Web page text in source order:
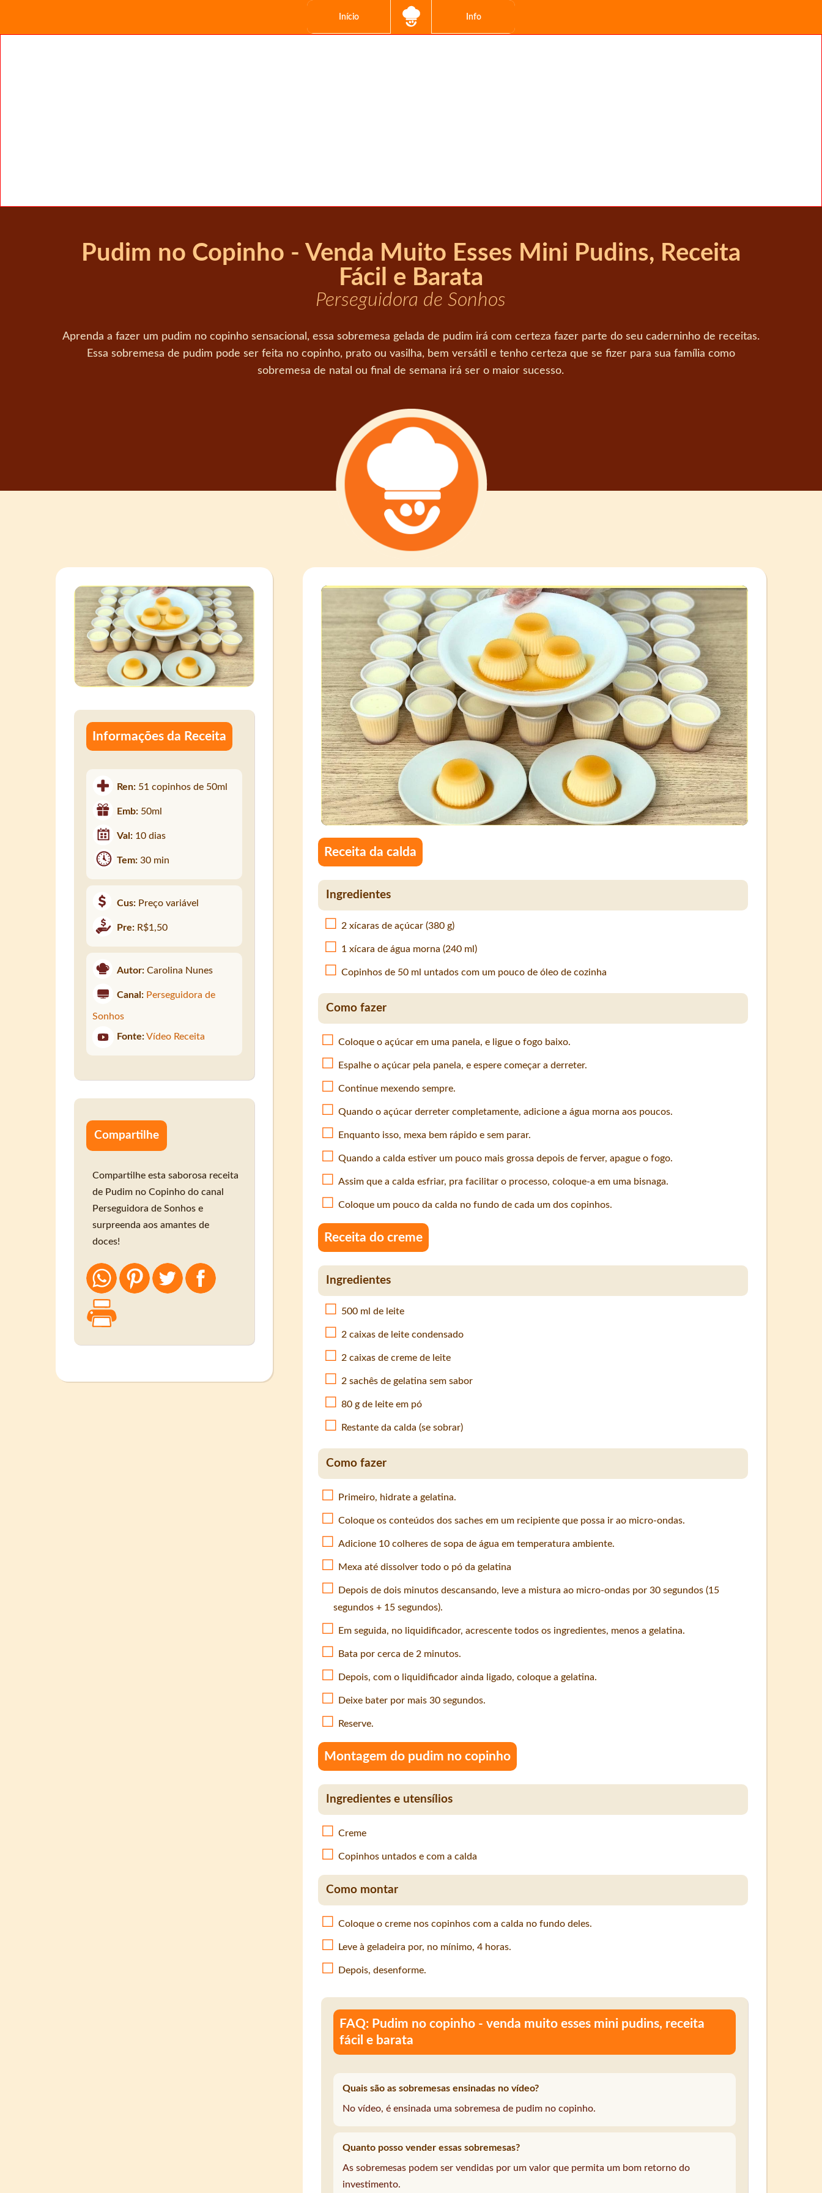
Início Info
Pudim no Copinho - Venda Muito Esses Mini Pudins, Receita
Fácil e Barata
Perseguidora de Sonhos
Aprenda a fazer um pudim no copinho sensacional, essa sobremesa gelada de pudim irá com certeza fazer parte do seu caderninho de receitas.
Essa sobremesa de pudim pode ser feita no copinho, prato ou vasilha, bem versátil e tenho certeza que se fizer para sua família como
sobremesa de natal ou final de semana irá ser o maior sucesso.
Receita da calda
Ingredientes
2 xícaras de açúcar (380 g)
1 xícara de água morna (240 ml)
Copinhos de 50 ml untados com um pouco de óleo de cozinha
Como fazer
Coloque o açúcar em uma panela, e ligue o fogo baixo.
Espalhe o açúcar pela panela, e espere começar a derreter.
Continue mexendo sempre.
Quando o açúcar derreter completamente, adicione a água morna aos poucos.
Enquanto isso, mexa bem rápido e sem parar.
Quando a calda estiver um pouco mais grossa depois de ferver, apague o fogo.
Assim que a calda esfriar, pra facilitar o processo, coloque-a em uma bisnaga.
Coloque um pouco da calda no fundo de cada um dos copinhos.
Receita do creme
Ingredientes
500 ml de leite
2 caixas de leite condensado
2 caixas de creme de leite
2 sachês de gelatina sem sabor
80 g de leite em pó
Restante da calda (se sobrar)
Como fazer
Primeiro, hidrate a gelatina.
Coloque os conteúdos dos saches em um recipiente que possa ir ao micro-ondas.
Adicione 10 colheres de sopa de água em temperatura ambiente.
Mexa até dissolver todo o pó da gelatina
Depois de dois minutos descansando, leve a mistura ao micro-ondas por 30 segundos (15
segundos + 15 segundos).
Em seguida, no liquidificador, acrescente todos os ingredientes, menos a gelatina.
Bata por cerca de 2 minutos.
Depois, com o liquidificador ainda ligado, coloque a gelatina.
Deixe bater por mais 30 segundos.
Reserve.
Montagem do pudim no copinho
Ingredientes e utensílios
Creme
Copinhos untados e com a calda
Como montar
Coloque o creme nos copinhos com a calda no fundo deles.
Leve à geladeira por, no mínimo, 4 horas.
Depois, desenforme.
FAQ: Pudim no copinho - venda muito esses mini pudins, receita
fácil e barata
Quais são as sobremesas ensinadas no vídeo?
No vídeo, é ensinada uma sobremesa de pudim no copinho.
Quanto posso vender essas sobremesas?
As sobremesas podem ser vendidas por um valor que permita um bom retorno do
investimento.
Informações da Receita
Ren: 51 copinhos de 50ml
Emb: 50ml
Val: 10 dias
Tem:30 min
Cus: Preço variável
Pre: R$1,50
Autor: Carolina Nunes
Canal: Perseguidora de
Sonhos
Fonte: Vídeo Receita
Compartilhe
Compartilhe esta saborosa receita
de Pudim no Copinho do canal
Perseguidora de Sonhos e
surpreenda aos amantes de
doces!